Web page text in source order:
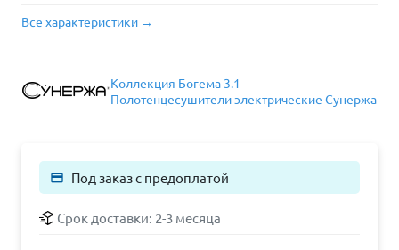
Все характеристики →
Коллекция Богема 3.1
Полотенцесушители электрические Сунержа
payment Под заказ с предоплатой
Срок доставки: 2-3 месяца